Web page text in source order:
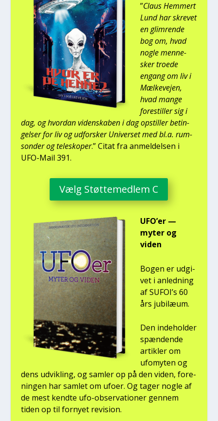
”Claus Hem­mert
Lund har skre­vet
en glim­ren­de
bog om, hvad
nog­le men­ne­
sker tro­e­de
engang om liv i
Mæl­ke­vej­en,
hvad man­ge
fore­stil­ler sig i
dag, og hvor­dan viden­ska­ben i dag opstil­ler betin­
gel­ser for liv og udfor­sker Uni­ver­set med bl.a. rum­
son­der og telesko­per.” Citat fra anmel­del­sen i
UFO-Mail 391.
Vælg Støt­te­med­lem C
UFO’er —
myter og
viden
Bogen er udgi­
vet i anled­ning
af SUFOI’s 60
års jubilæum.
Den inde­hol­der
spæn­den­de
artik­ler om
ufo­myten og
dens udvik­ling, og sam­ler op på den viden, for­e­
nin­gen har sam­let om ufo­er. Og tager nog­le af
de mest kend­te ufo-obser­va­tio­ner gen­nem
tiden op til for­ny­et revi­sion.